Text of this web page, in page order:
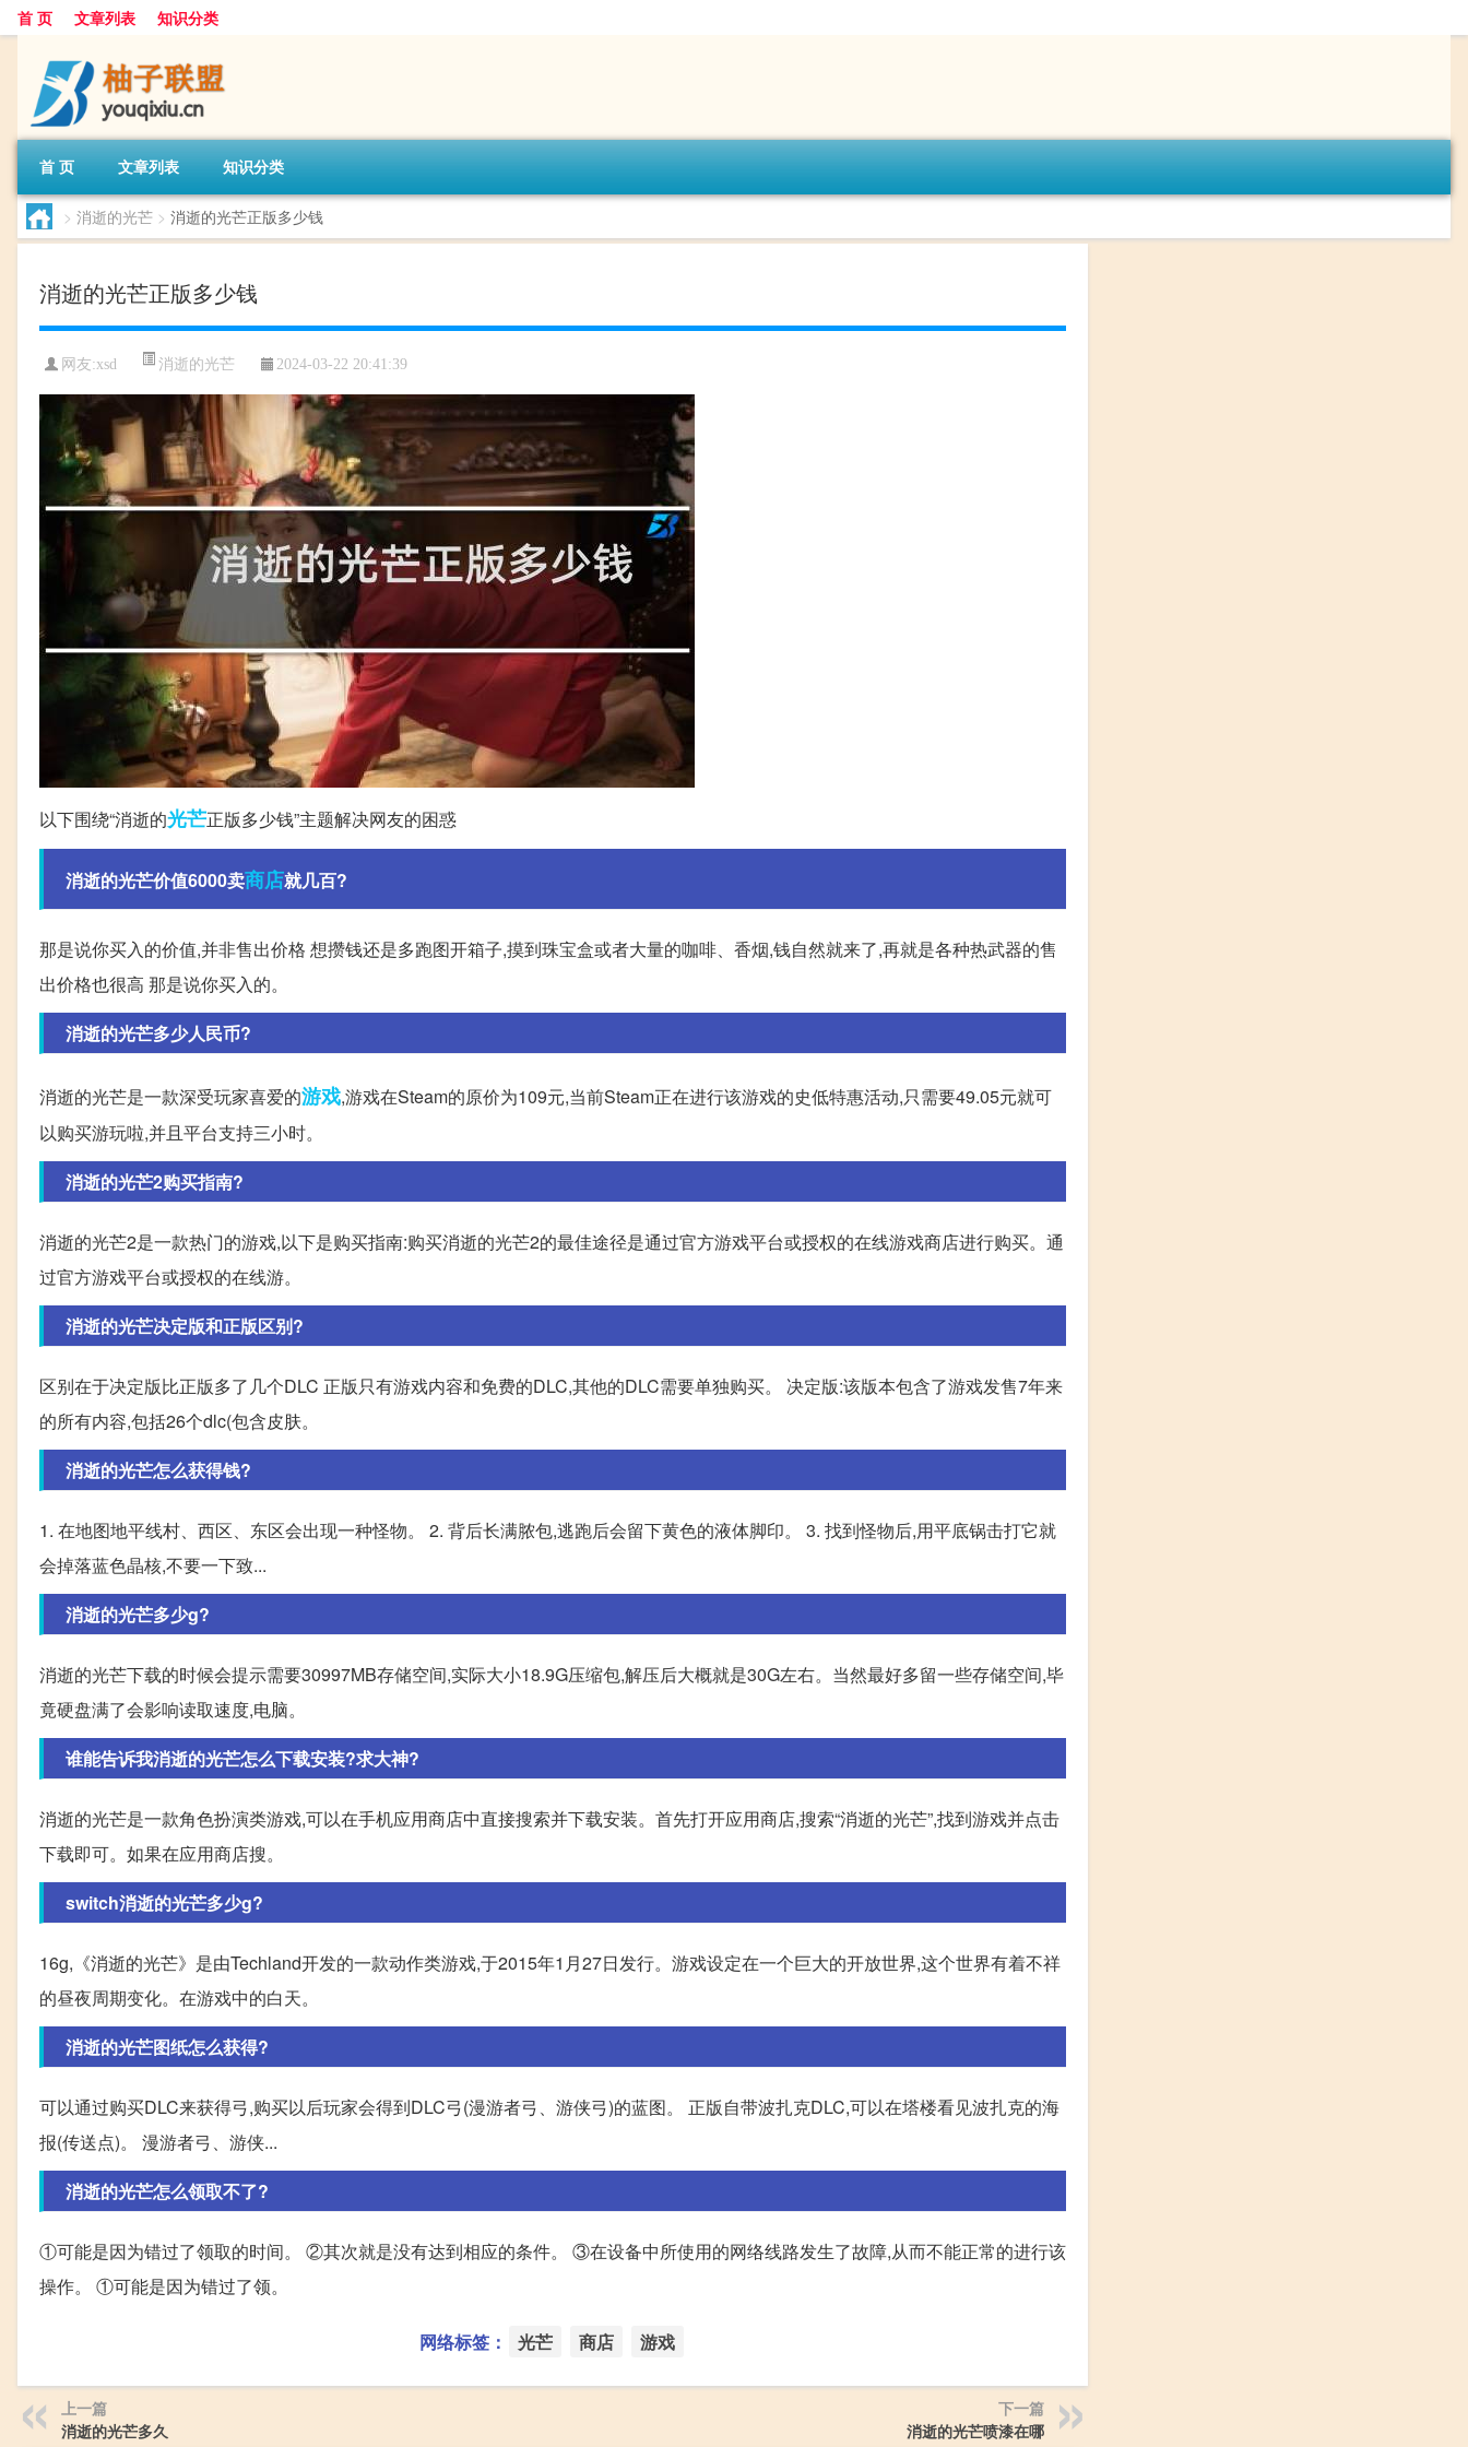
首 页 文章列表 知识分类
首 页 文章列表 知识分类
> 消逝的光芒 > 消逝的光芒正版多少钱
消逝的光芒正版多少钱
网友:xsd 消逝的光芒 2024-03-22 20:41:39
以下围绕“消逝的光芒正版多少钱”主题解决网友的困惑
消逝的光芒价值6000卖商店就几百?
那是说你买入的价值,并非售出价格 想攒钱还是多跑图开箱子,摸到珠宝盒或者大量的咖啡、香烟,钱自然就来了,再就是各种热武器的售
出价格也很高 那是说你买入的。
消逝的光芒多少人民币?
消逝的光芒是一款深受玩家喜爱的游戏,游戏在Steam的原价为109元,当前Steam正在进行该游戏的史低特惠活动,只需要49.05元就可
以购买游玩啦,并且平台支持三小时。
消逝的光芒2购买指南?
消逝的光芒2是一款热门的游戏,以下是购买指南:购买消逝的光芒2的最佳途径是通过官方游戏平台或授权的在线游戏商店进行购买。通
过官方游戏平台或授权的在线游。
消逝的光芒决定版和正版区别?
区别在于决定版比正版多了几个DLC 正版只有游戏内容和免费的DLC,其他的DLC需要单独购买。 决定版:该版本包含了游戏发售7年来
的所有内容,包括26个dlc(包含皮肤。
消逝的光芒怎么获得钱?
1. 在地图地平线村、西区、东区会出现一种怪物。 2. 背后长满脓包,逃跑后会留下黄色的液体脚印。 3. 找到怪物后,用平底锅击打它就
会掉落蓝色晶核,不要一下致...
消逝的光芒多少g?
消逝的光芒下载的时候会提示需要30997MB存储空间,实际大小18.9G压缩包,解压后大概就是30G左右。当然最好多留一些存储空间,毕
竟硬盘满了会影响读取速度,电脑。
谁能告诉我消逝的光芒怎么下载安装?求大神?
消逝的光芒是一款角色扮演类游戏,可以在手机应用商店中直接搜索并下载安装。首先打开应用商店,搜索“消逝的光芒”,找到游戏并点击
下载即可。如果在应用商店搜。
switch消逝的光芒多少g?
16g,《消逝的光芒》是由Techland开发的一款动作类游戏,于2015年1月27日发行。游戏设定在一个巨大的开放世界,这个世界有着不祥
的昼夜周期变化。在游戏中的白天。
消逝的光芒图纸怎么获得?
可以通过购买DLC来获得弓,购买以后玩家会得到DLC弓(漫游者弓、游侠弓)的蓝图。 正版自带波扎克DLC,可以在塔楼看见波扎克的海
报(传送点)。 漫游者弓、游侠...
消逝的光芒怎么领取不了?
①可能是因为错过了领取的时间。 ②其次就是没有达到相应的条件。 ③在设备中所使用的网络线路发生了故障,从而不能正常的进行该
操作。 ①可能是因为错过了领。
网络标签： 光芒 商店 游戏
上一篇
消逝的光芒多久
下一篇
消逝的光芒喷漆在哪